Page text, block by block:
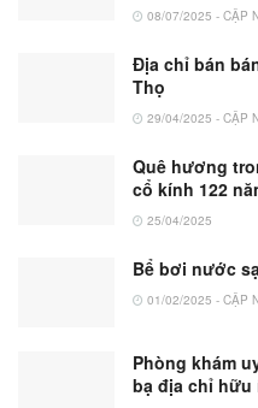
08/07/2025 - CẬP
Địa chỉ bán
Thọ
29/04/2025 - CẬP
Quê hương
cổ kính 122
25/04/2025
Bể bơi nước
01/02/2025 - CẬP
Phòng khám
bạ địa chỉ hữu